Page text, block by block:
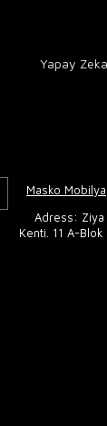
Yapay
Masko Mobilya
Adress: Ziya
Kenti. 11 A-